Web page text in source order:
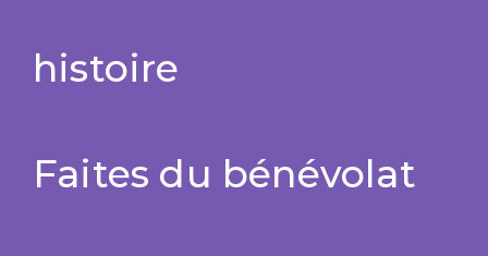
histoire
Faites du bénévolat